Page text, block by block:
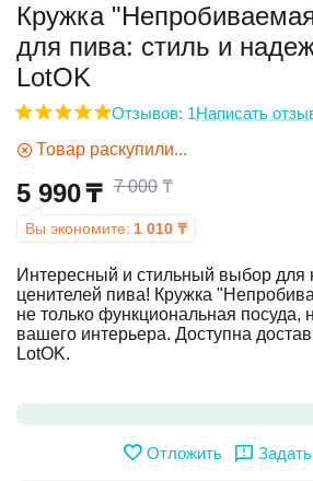
Кружка
для пива: стиль и
LotOK
Отзывов: 1Написать
Товар раскупили...
5 990₸ 7 000 ₸
Вы экономите: 1 010 ₸
Интересный и стильный выбор для
ценителей пива! Кружка
не только функциональная посуда,
вашего интерьера. Доступна
LotOK.
Отложить